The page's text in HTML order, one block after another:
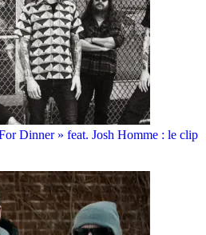
Dinner » feat. Josh Homme : le clip